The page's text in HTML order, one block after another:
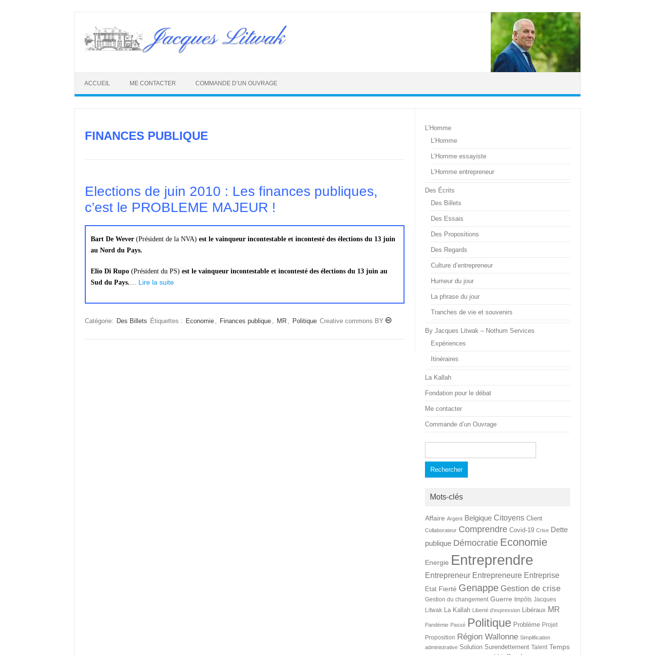
content
Jacques Litwak
ACCUEIL ME CONTACTER COMMANDE D’UN OUVRAGE
FINANCES PUBLIQUE
Elections de juin 2010 : Les finances publiques,
c’est le PROBLEME MAJEUR !
Bart De Wever(Président de la NVA) est le vainqueur incontestable et incontesté des élections du 13 juin
au Nord du Pays.
Elio Di Rupo(Président du PS) est le vainqueur incontestable et incontesté des élections du 13 juin au
Sud du Pays.
Lire la suite
Catégorie: Des Billets Étiquettes : Economie , Finances publique , MR , Politique Creative commons BY
L’Homme
L’Homme
L’Homme essayiste
L’Homme entrepreneur
Des Écrits
Des Billets
Des Essais
Des Propositions
Des Regards
Culture d’entrepreneur
Humeur du jour
La phrase du jour
Tranches de vie et souvenirs
By Jacques Litwak – Nothum Services
Expériences
Itinéraires
La Kallah
Fondation pour le débat
Me contacter
Commande d’un Ouvrage
Mots-clés
Affaire Argent Belgique Citoyens Client
Collaborateur Comprendre Covid-19 Crise Dette
publique Démocratie Economie
Energie Entreprendre
Entrepreneur Entrepreneure Entreprise
Etat Fierté Genappe Gestion de crise
Gestion du changement Guerre Impôts Jacques
Litwak La Kallah Liberté d'expression Libéraux MR
Pandémie Passé Politique Problème Projet
Proposition Région Wallonne Simplification
administrative Solution Surendettement Talent Temps